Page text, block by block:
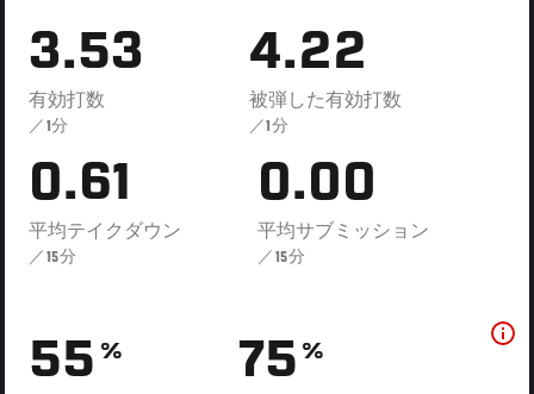
3.53
有効打数
／1分
4.22
被弾した有効打数
／1分
0.61
平均テイクダウン
／15分
0.00
平均サブミッション
／15分
55 % 75 %